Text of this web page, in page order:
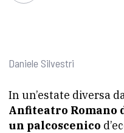
Daniele Silvestri
In un’estate diversa
Anfiteatro Romano
un palcoscenico